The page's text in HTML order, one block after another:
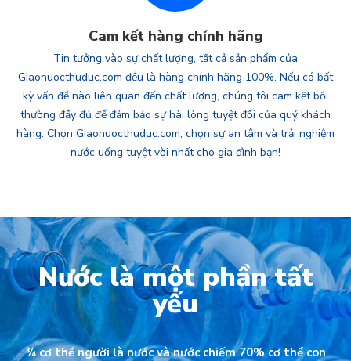
Cam kết hàng chính hãng
Tin tưởng vào sự chất lượng, tất cả sản phẩm của
Giaonuocthuduc.com đều là hàng chính hãng 100%. Nếu có bất
kỳ vấn đề nào liên quan đến chất lượng, chúng tôi cam kết bồi
thường đầy đủ để đảm bảo sự hài lòng tuyệt đối của quý khách
hàng. Chọn Giaonuocthuduc.com, chọn sự an tâm và trải nghiệm
nước uống tuyệt vời nhất cho gia đình bạn!
Nước là một phần tất
yếu
¾ cơ thể người là nước và nước chiếm 70% cơ thể con